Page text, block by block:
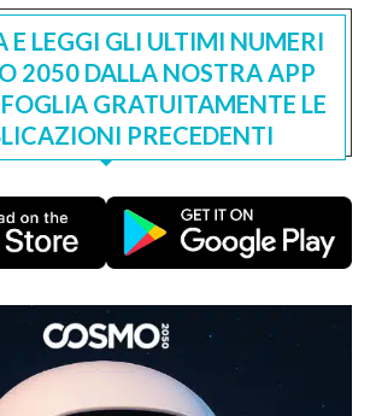
E LEGGI GLI ULTIMI NUMERI
2050 DALLA NOSTRA APP
GRATUITAMENTE LE
PRECEDENTI